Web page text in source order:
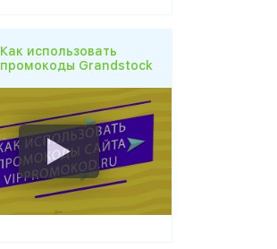
Как использовать
промокоды Grandstock